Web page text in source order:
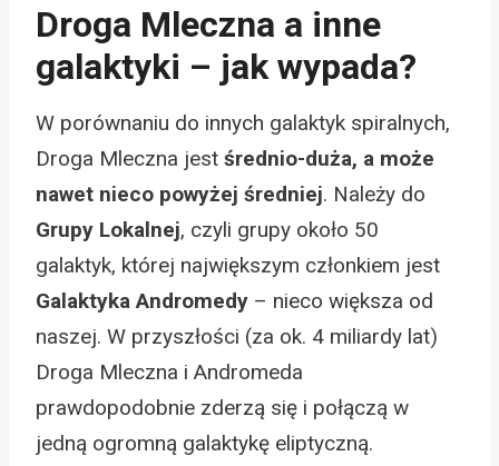
Droga Mleczna a inne
galaktyki – jak wypada?
W porównaniu do innych galaktyk spiralnych,
Droga Mleczna jest średnio-duża, a może
nawet nieco powyżej średniej. Należy do
Grupy Lokalnej, czyli grupy około 50
galaktyk, której największym członkiem jest
Galaktyka Andromedy – nieco większa od
naszej. W przyszłości (za ok. 4 miliardy lat)
Droga Mleczna i Andromeda
prawdopodobnie zderzą się i połączą w
jedną ogromną galaktykę eliptyczną.